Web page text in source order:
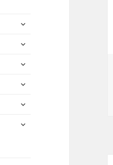
раскрыть
меню
раскрыть
меню
раскрыть
меню
раскрыть
меню
раскрыть
меню
раскрыть